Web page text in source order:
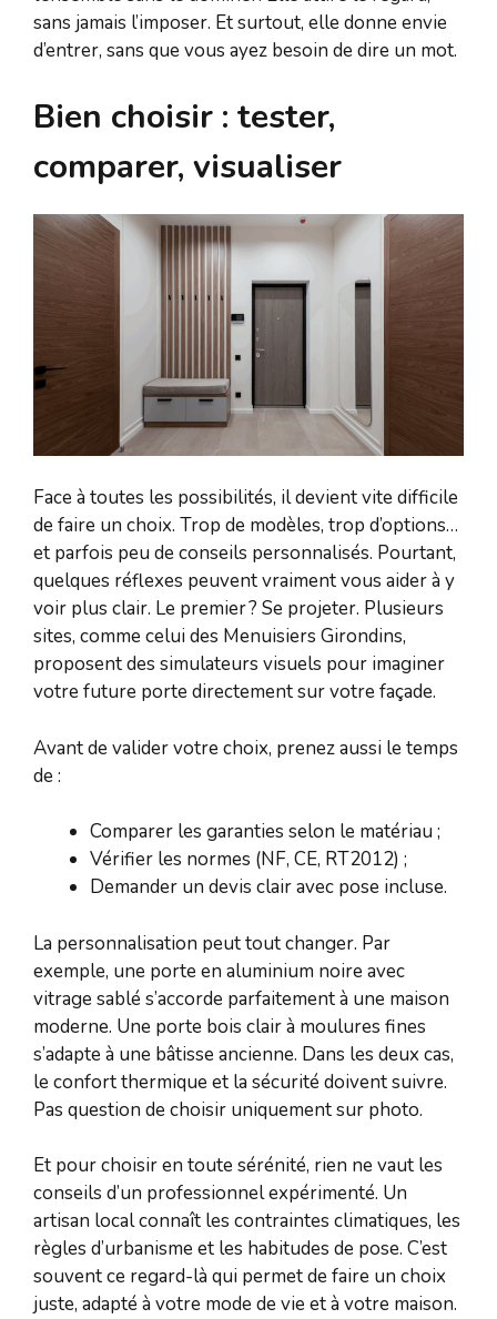
sans jamais l’imposer. Et surtout, elle donne envie
d’entrer, sans que vous ayez besoin de dire un mot.
Bien choisir : tester,
comparer, visualiser
Face à toutes les possibilités, il devient vite difficile
de faire un choix. Trop de modèles, trop d’options…
et parfois peu de conseils personnalisés. Pourtant,
quelques réflexes peuvent vraiment vous aider à y
voir plus clair. Le premier ? Se projeter. Plusieurs
sites, comme celui des Menuisiers Girondins,
proposent des simulateurs visuels pour imaginer
votre future porte directement sur votre façade.
Avant de valider votre choix, prenez aussi le temps
de :
Comparer les garanties selon le matériau ;
Vérifier les normes (NF, CE, RT2012) ;
Demander un devis clair avec pose incluse.
La personnalisation peut tout changer. Par
exemple, une porte en aluminium noire avec
vitrage sablé s’accorde parfaitement à une maison
moderne. Une porte bois clair à moulures fines
s’adapte à une bâtisse ancienne. Dans les deux cas,
le confort thermique et la sécurité doivent suivre.
Pas question de choisir uniquement sur photo.
Et pour choisir en toute sérénité, rien ne vaut les
conseils d’un professionnel expérimenté. Un
artisan local connaît les contraintes climatiques, les
règles d’urbanisme et les habitudes de pose. C’est
souvent ce regard-là qui permet de faire un choix
juste, adapté à votre mode de vie et à votre maison.